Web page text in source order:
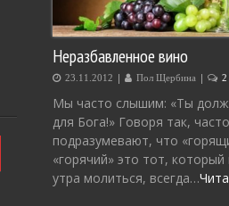
Неразбавленное вино
23.11.2012 | Пол Щербина | 2
Мы часто слышим: «Ты
для Бога!» Говоря так, часто
подразумевают, что
«горячий» это тот, который
утра молиться, всегда…